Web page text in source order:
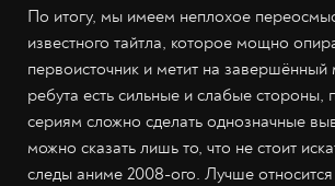
По итогу, мы имеем неплохое
известного тайтла, которое мощно
первоисточник и метит на завершённый
ребута есть сильные и слабые стороны,
сериям сложно сделать однозначные
можно сказать лишь то, что не стоит
следы аниме 2008-ого. Лучше